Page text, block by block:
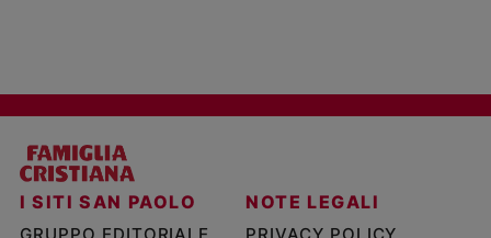
I SITI SAN PAOLO NOTE LEGALI